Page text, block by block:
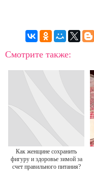
Смотрите также:
Как женщине сохранить
фигуру и здоровье зимой за
счет правильного питания?